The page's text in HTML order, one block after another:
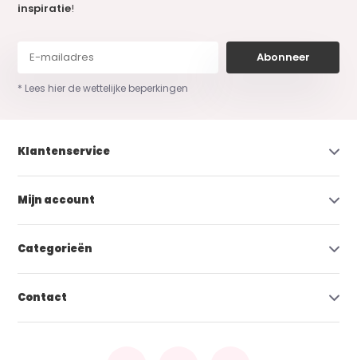
inspiratie!
Abonneer
* Lees hier de wettelijke beperkingen
Klantenservice
Mijn account
Categorieën
Contact